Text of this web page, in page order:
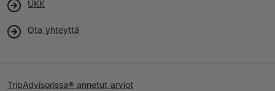
UKK
Ota yhteyttä
TripAdvisorissa® annetut arviot